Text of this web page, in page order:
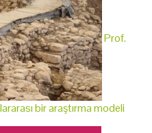
Prof.
bir araştırma modeli